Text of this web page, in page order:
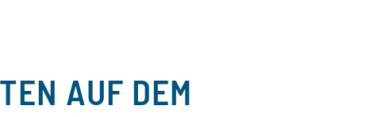
AUF DEM